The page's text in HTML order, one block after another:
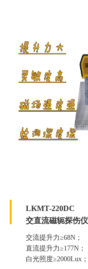
LKMT-220DC
交直流磁轭探伤仪
交流提升力≥68N；
直流提升力≥177N；
白光照度≥2000Lux；